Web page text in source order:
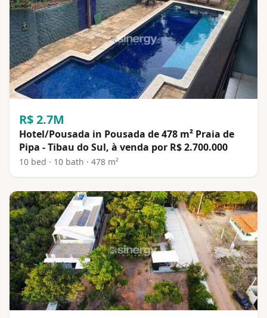
R$ 2.7M
Hotel/Pousada in Pousada de 478 m² Praia de
Pipa - Tibau do Sul, à venda por R$ 2.700.000
10 bed · 10 bath · 478 m²